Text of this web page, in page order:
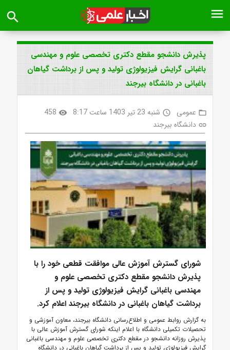
menu
search
پذیرش دانشجو مقطع دکتری تخصصی علوم و مهندسی
باغبانی گرایش فیزیولوژی تولید و پس از برداشت گیاهان
باغبانی در دانشگاه بیرجند
folder_open عمومی access_time شنبه 23 تیر 1403 ساعت 8:17 visibility
458
link دانشگاه بیرجند
شورای گسترش آموزش عالی موافقت قطعی خود را با
پذیرش دانشجو مقطع دکتری تخصصی علوم و
مهندسی باغبانی گرایش فیزیولوژی تولید و پس از
برداشت گیاهان باغبانی در دانشگاه بیرجند اعلام کرد.
به گزارش روابط عمومی و اطلاع‌رسانی دانشگاه بیرجند، معاون آموزشی و
تحصیلات تکمیلی دانشگاه با اعلام اینکه شورای گسترش آموزش عالی با
پذیرش روزانه دانشجو در مقطع دکتری تخصصی علوم و مهندسی باغبانی
گرایش فیزیولوژی تولید و پس از برداشت گیاهان باغبانی در دانشگاه